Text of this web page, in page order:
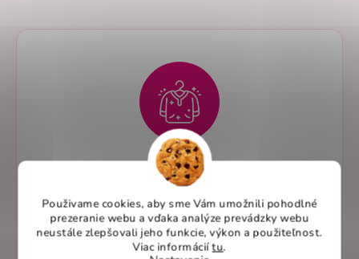
Použivame cookies, aby sme Vám umožnili pohodlné
prezeranie webu a vďaka analýze prevádzky webu
neustále zlepšovali jeho funkcie, výkon a použiteľnost.
Viac informáciítu.
Elegantný dizajn pre profesionálny vzhľad
Zdravotnícka sukňa Dorotka – Perlička® vyniká
svojím úzkym strihom a pružným pásom, ktoré
zvýraznia postavu a podčiarknu ženskú